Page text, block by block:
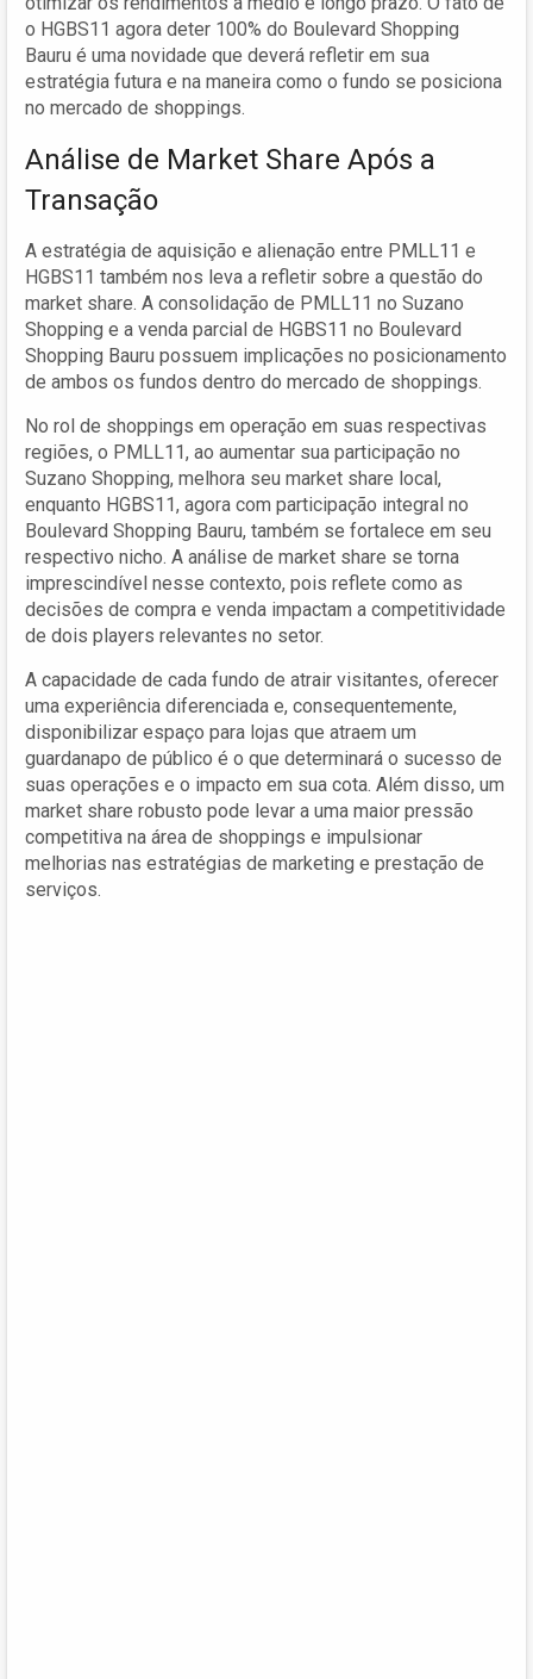
o HGBS11 agora deter 100% do Boulevard Shopping
Bauru é uma novidade que deverá refletir em sua
estratégia futura e na maneira como o fundo se posiciona
no mercado de shoppings.
Análise de Market Share Após a
Transação
A estratégia de aquisição e alienação entre PMLL11 e
HGBS11 também nos leva a refletir sobre a questão do
market share. A consolidação de PMLL11 no Suzano
Shopping e a venda parcial de HGBS11 no Boulevard
Shopping Bauru possuem implicações no posicionamento
de ambos os fundos dentro do mercado de shoppings.
No rol de shoppings em operação em suas respectivas
regiões, o PMLL11, ao aumentar sua participação no
Suzano Shopping, melhora seu market share local,
enquanto HGBS11, agora com participação integral no
Boulevard Shopping Bauru, também se fortalece em seu
respectivo nicho. A análise de market share se torna
imprescindível nesse contexto, pois reflete como as
decisões de compra e venda impactam a competitividade
de dois players relevantes no setor.
A capacidade de cada fundo de atrair visitantes, oferecer
uma experiência diferenciada e, consequentemente,
disponibilizar espaço para lojas que atraem um
guardanapo de público é o que determinará o sucesso de
suas operações e o impacto em sua cota. Além disso, um
market share robusto pode levar a uma maior pressão
competitiva na área de shoppings e impulsionar
melhorias nas estratégias de marketing e prestação de
serviços.